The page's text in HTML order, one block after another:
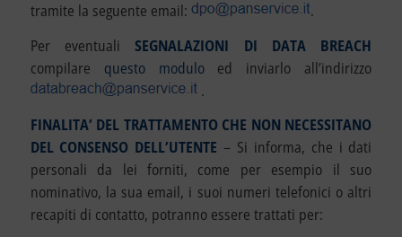
tramite la seguente email:
.
Per eventualiSEGNALAZIONI DI DATA BREACH
compilare questo moduloed inviarlo all’indirizzo
.
FINALITA’ DEL TRATTAMENTO CHE NON NECESSITANO
DEL CONSENSO DELL’UTENTE – Si informa, che i dati
personali da lei forniti, come per esempio il suo
nominativo, la sua email, i suoi numeri telefonici o altri
recapiti di contatto, potranno essere trattati per: